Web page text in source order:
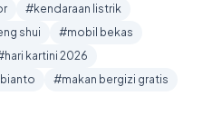
#kendaraan listrik
shui
#mobil bekas
kartini 2026
#makan bergizi gratis